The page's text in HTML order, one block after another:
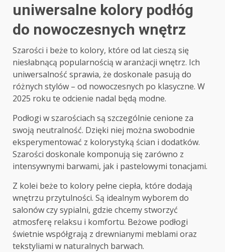
uniwersalne kolory podłóg
do nowoczesnych wnętrz
Szarości i beże to kolory, które od lat cieszą się
niesłabnącą popularnością w aranżacji wnętrz. Ich
uniwersalność sprawia, że doskonale pasują do
różnych stylów – od nowoczesnych po klasyczne. W
2025 roku te odcienie nadal będą modne.
Podłogi w szarościach są szczególnie cenione za
swoją neutralność. Dzięki niej można swobodnie
eksperymentować z kolorystyką ścian i dodatków.
Szarości doskonale komponują się zarówno z
intensywnymi barwami, jak i pastelowymi tonacjami.
Z kolei beże to kolory pełne ciepła, które dodają
wnętrzu przytulności. Są idealnym wyborem do
salonów czy sypialni, gdzie chcemy stworzyć
atmosferę relaksu i komfortu. Beżowe podłogi
świetnie współgrają z drewnianymi meblami oraz
tekstyliami w naturalnych barwach.